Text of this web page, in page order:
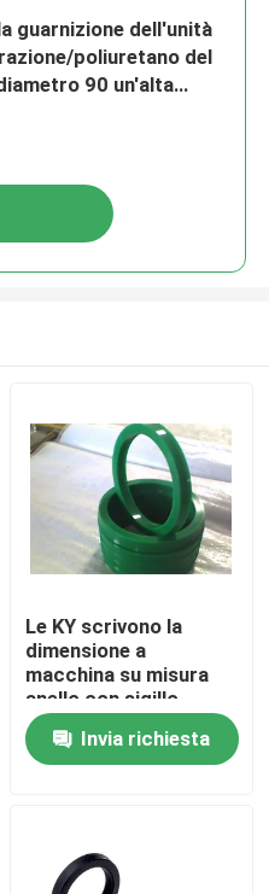
guarnizione dell'unità
poliuretano del
90 un'alta
Le KY scrivono la
dimensione a
macchina su misura
anello con sigillo
idraulico dell'olio
dell'unità di
elaborazione per il
Invia richiesta